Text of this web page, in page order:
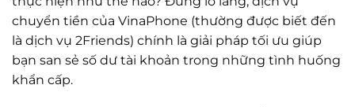
chuyển tiền của VinaPhone (thường được biết đến
là dịch vụ 2Friends) chính là giải pháp tối ưu giúp
bạn san sẻ số dư tài khoản trong những tình huống
khẩn cấp.